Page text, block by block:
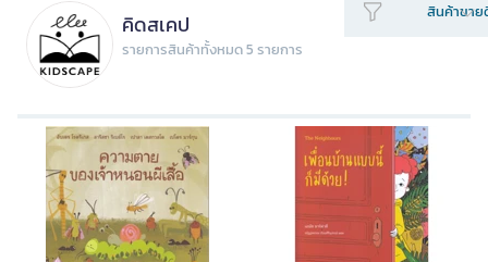
คิดสเคป
รายการสินค้าทั้งหมด 5 รายการ
สินค้าขาย